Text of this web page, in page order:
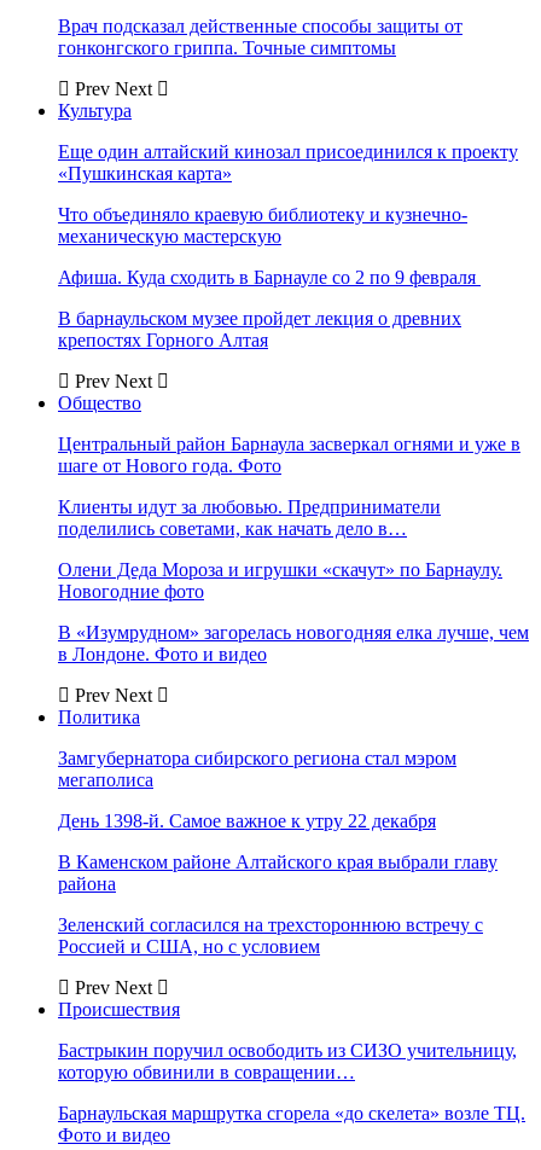
Врач подсказал действенные способы защиты от
гонконгского гриппа. Точные симптомы
Prev Next
Культура
Еще один алтайский кинозал присоединился к проекту
«Пушкинская карта»
Что объединяло краевую библиотеку и кузнечно-
механическую мастерскую
Афиша. Куда сходить в Барнауле со 2 по 9 февраля
В барнаульском музее пройдет лекция о древних
крепостях Горного Алтая
Prev Next
Общество
Центральный район Барнаула засверкал огнями и уже в
шаге от Нового года. Фото
Клиенты идут за любовью. Предприниматели
поделились советами, как начать дело в…
Олени Деда Мороза и игрушки «скачут» по Барнаулу.
Новогодние фото
В «Изумрудном» загорелась новогодняя елка лучше, чем
в Лондоне. Фото и видео
Prev Next
Политика
Замгубернатора сибирского региона стал мэром
мегаполиса
День 1398-й. Самое важное к утру 22 декабря
В Каменском районе Алтайского края выбрали главу
района
Зеленский согласился на трехстороннюю встречу с
Россией и США, но с условием
Prev Next
Происшествия
Бастрыкин поручил освободить из СИЗО учительницу,
которую обвинили в совращении…
Барнаульская маршрутка сгорела «до скелета» возле ТЦ.
Фото и видео